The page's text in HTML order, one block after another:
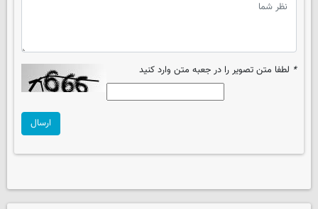
* لطفا متن تصویر را در جعبه متن وارد کنید
ارسال